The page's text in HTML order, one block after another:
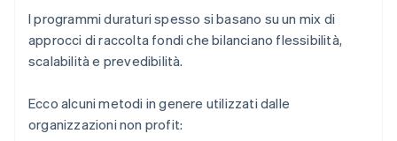
I programmi duraturi spesso si basano su un mix di
approcci di raccolta fondi che bilanciano flessibilità,
scalabilità e prevedibilità.
Ecco alcuni metodi in genere utilizzati dalle
organizzazioni non profit: